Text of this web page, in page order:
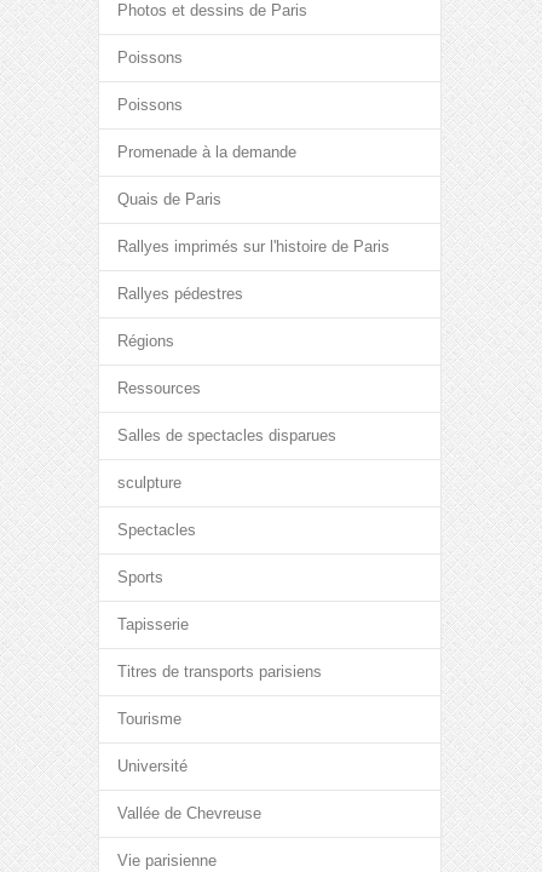
Photos et dessins de Paris
Poissons
Poissons
Promenade à la demande
Quais de Paris
Rallyes imprimés sur l'histoire de Paris
Rallyes pédestres
Régions
Ressources
Salles de spectacles disparues
sculpture
Spectacles
Sports
Tapisserie
Titres de transports parisiens
Tourisme
Université
Vallée de Chevreuse
Vie parisienne